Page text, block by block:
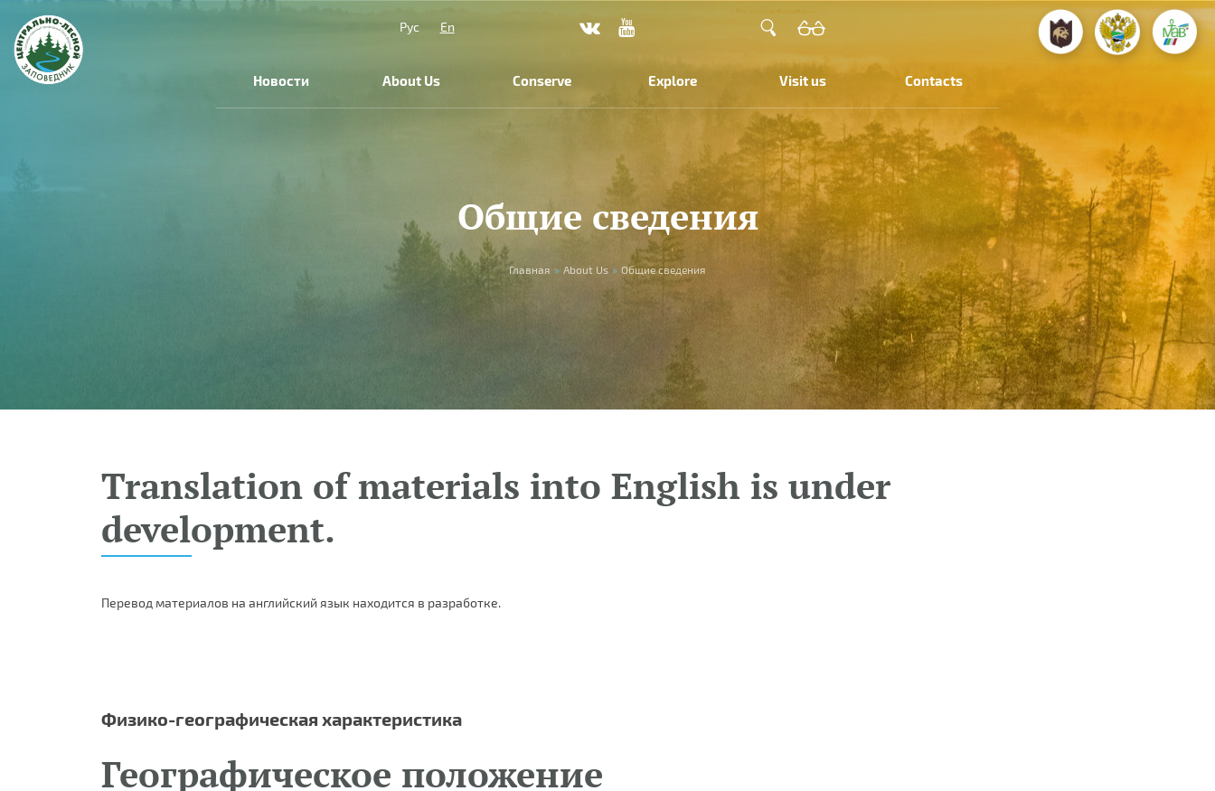
Рус
En
Новости About Us Conserve Explore Visit us Contacts
Общие сведения
Главная » About Us » Общие сведения
Translation of materials into English is under
development.
Перевод материалов на английский язык находится в разработке.
Физико-географическая характеристика
Географическое положение